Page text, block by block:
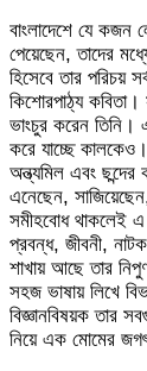
বাংলাদেশে যে কজন
পেয়েছেন, তাদের
হিসেবে তার পরিচয়
কিশোরপাঠ্য কবিতা।
ভাংচুর করেন
করে যাচ্ছে
অন্ত্যমিল এবং
এনেছেন,
সমীহবোধ থাকলেই এ
প্রবন্ধ, জীবনী,
শাখায় আছে তার
সহজ ভাষায় লিখে
বিজ্ঞানবিষয়ক তার
নিয়ে এক মোমের